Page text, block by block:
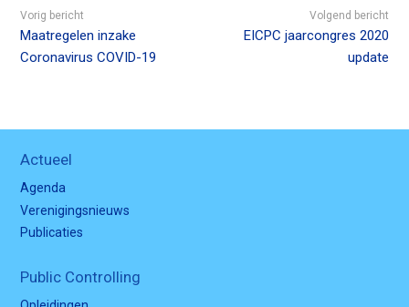
Vorig bericht
Maatregelen inzake
Coronavirus COVID-19
Volgend bericht
EICPC jaarcongres 2020
update
Actueel
Agenda
Verenigingsnieuws
Publicaties
Public Controlling